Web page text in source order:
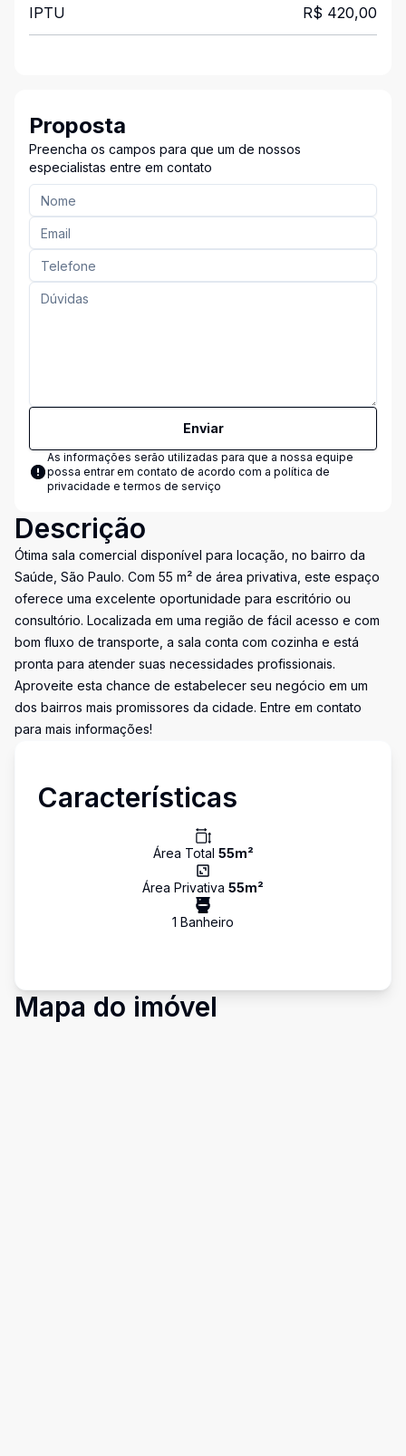
IPTU R$ 420,00
Proposta
Preencha os campos para que um de nossos
especialistas entre em contato
Enviar
As informações serão utilizadas para que a nossa equipe
possa entrar em contato de acordo com a política de
privacidade e termos de serviço
Descrição
Ótima sala comercial disponível para locação, no bairro da
Saúde, São Paulo. Com 55 m² de área privativa, este espaço
oferece uma excelente oportunidade para escritório ou
consultório. Localizada em uma região de fácil acesso e com
bom fluxo de transporte, a sala conta com cozinha e está
pronta para atender suas necessidades profissionais.
Aproveite esta chance de estabelecer seu negócio em um
dos bairros mais promissores da cidade. Entre em contato
para mais informações!
Características
Área Total 55m²
Área Privativa 55m²
1 Banheiro
Mapa do imóvel